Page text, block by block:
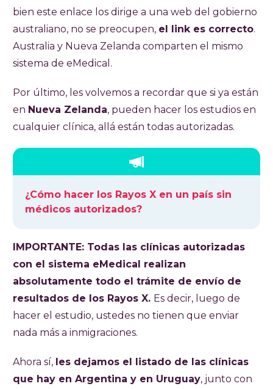
bien este enlace los dirige a una web del gobierno
australiano, no se preocupen, el link es correcto.
Australia y Nueva Zelanda comparten el mismo
sistema de eMedical.
Por último, les volvemos a recordar que si ya están
en Nueva Zelanda, pueden hacer los estudios en
cualquier clínica, allá están todas autorizadas.
¿Cómo hacer los Rayos X en un país sin
médicos autorizados?
IMPORTANTE: Todas las clínicas autorizadas
con el sistema eMedical realizan
absolutamente todo el trámite de envío de
resultados de los Rayos X. Es decir, luego de
hacer el estudio, ustedes no tienen que enviar
nada más a inmigraciones.
Ahora sí, les dejamos el listado de las clínicas
que hay en Argentina y en Uruguay, junto con